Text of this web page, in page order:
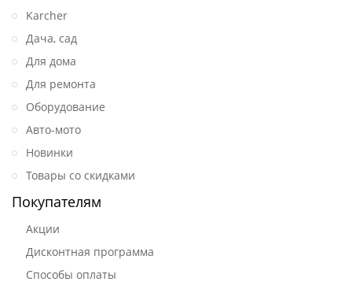
Karcher
Дача, сад
Для дома
Для ремонта
Оборудование
Авто-мото
Новинки
Товары со скидками
Покупателям
Акции
Дисконтная программа
Способы оплаты